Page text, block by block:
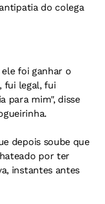
do colega
foi ganhar o
fui legal, fui
para mim", disse
depois soube que
por ter
instantes antes